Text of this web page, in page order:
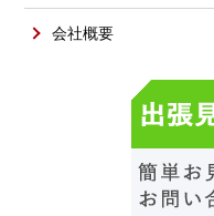
会社概要